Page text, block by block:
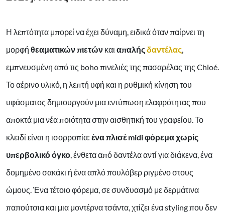
Η λεπτότητα μπορεί να έχει δύναμη, ειδικά όταν παίρνει τη
μορφή θεαματικών πιετών και απαλήςδαντέλας
εμπνευσμένη από τις boho πινελιές της πασαρέλας της Chloé.
Το αέρινο υλικό, η λεπτή υφή και η ρυθμική κίνηση του
υφάσματος δημιουργούν μια εντύπωση ελαφρότητας που
αποκτά μια νέα ποιότητα στην αισθητική του γραφείου. Το
κλειδί είναι η ισορροπία: ένα πλισέ midi φόρεμα χωρίς
υπερβολικό όγκο , ένθετα από δαντέλα αντί για διάκενα, ένα
δομημένο σακάκι ή ένα απλό πουλόβερ ριγμένο στους
ώμους. Ένα τέτοιο φόρεμα, σε συνδυασμό με δερμάτινα
παπούτσια και μια μοντέρνα τσάντα, χτίζει ένα styling που δεν